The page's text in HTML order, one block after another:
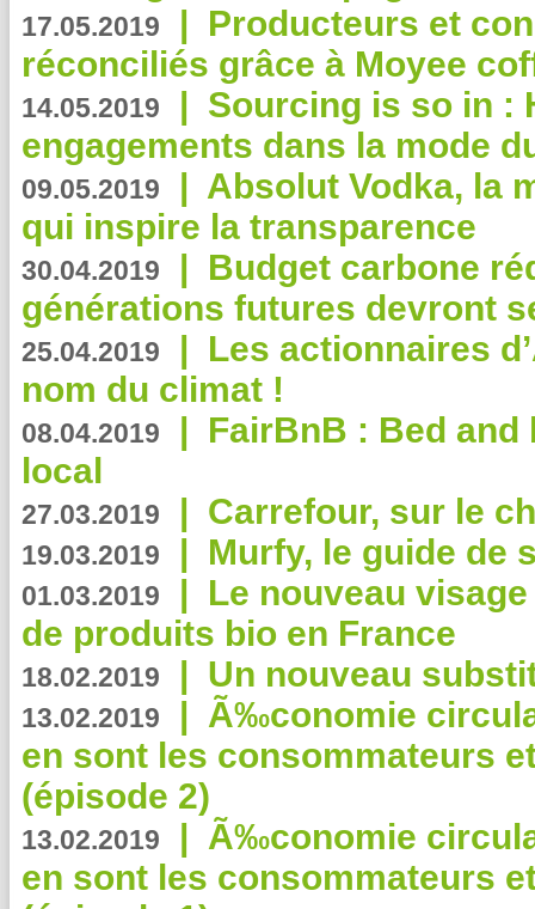
17.05.2019 | Producteurs et
réconciliés grâce à Moyee
14.05.2019 | Sourcing is so in :
engagements dans la mode
09.05.2019 | Absolut Vodka, la
qui inspire la transparence
30.04.2019 | Budget carbone
générations futures devront
25.04.2019 | Les actionnaires
nom du climat !
08.04.2019 | FairBnB : Bed
local
27.03.2019 | Carrefour, sur le
19.03.2019 | Murfy, le guide de
01.03.2019 | Le nouveau
de produits bio en France
18.02.2019 | Un nouveau
13.02.2019 | Ã‰conomie
en sont les consommateurs
(épisode 2)
13.02.2019 | Ã‰conomie
en sont les consommateurs